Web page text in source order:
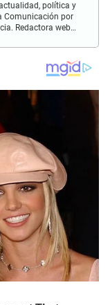
política y
Comunicación por
Redactora web
y series